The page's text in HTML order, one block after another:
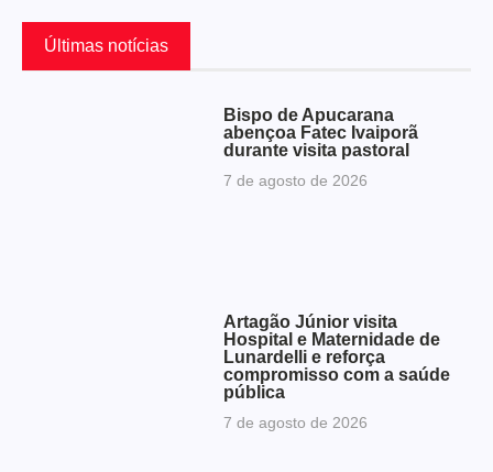
Últimas notícias
Bispo de Apucarana
abençoa Fatec Ivaiporã
durante visita pastoral
7 de agosto de 2026
Artagão Júnior visita
Hospital e Maternidade de
Lunardelli e reforça
compromisso com a saúde
pública
7 de agosto de 2026